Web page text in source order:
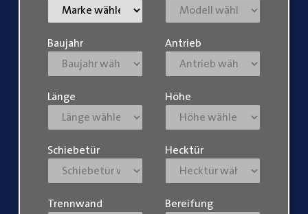
Baujahr Antrieb
Länge Höhe
Schiebetür Hecktür
Trennwand Bereifung